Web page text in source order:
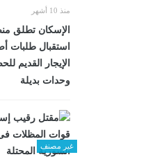
منذ 10 أشهر
الإسكان تطلق
استقبال طلبات
الإيجار القديم
وحدات بديلة
غير مصنف